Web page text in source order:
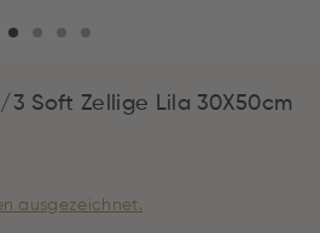
Soft Zellige Lila 30X50cm
ausgezeichnet.